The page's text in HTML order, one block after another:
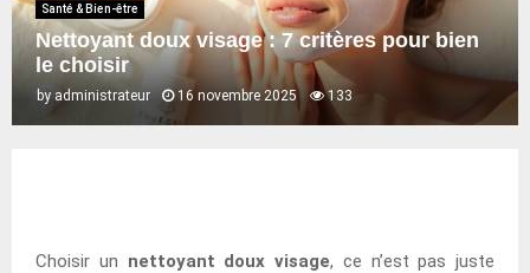
Santé & Bien-être
Nettoyant doux visage : 7 critères pour bien
le choisir
by administrateur 16 novembre 2025 133
Choisir un nettoyant doux visage, ce n’est pas juste